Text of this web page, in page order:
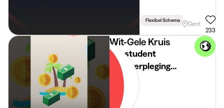
Flexibel Schema
Gent
233
Wit-Gele Kruis
Jobstudent
thuisverpleging
Oost-Vlaanderen